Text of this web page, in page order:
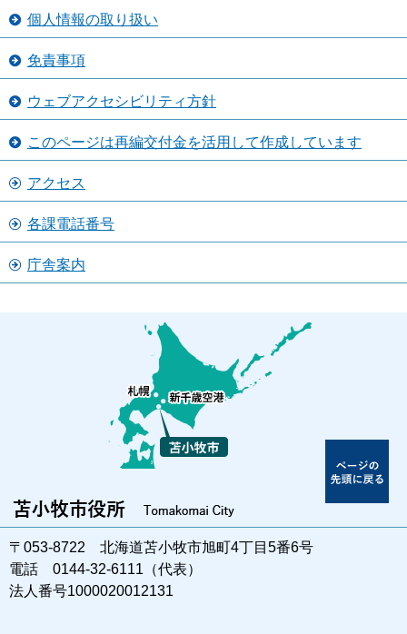
個人情報の取り扱い
免責事項
ウェブアクセシビリティ方針
このページは再編交付金を活用して作成しています
アクセス
各課電話番号
庁舎案内
〒053-8722 北海道苫小牧市旭町4丁目5番6号
電話 0144-32-6111（代表）
法人番号1000020012131